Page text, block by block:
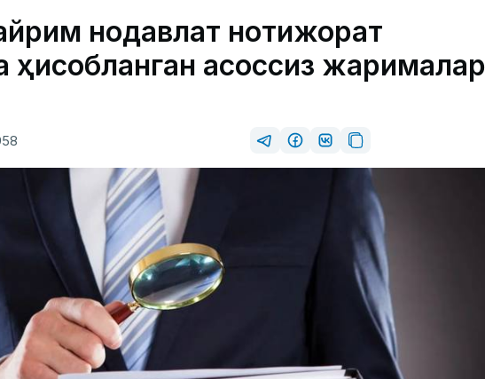
нодавлат нотижорат
ҳисобланган асоссиз жарималар